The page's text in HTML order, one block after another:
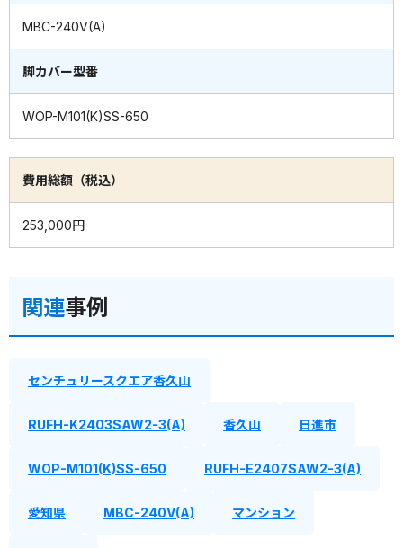
MBC-240V(A)
脚カバー型番
WOP-M101(K)SS-650
費用総額（税込）
253,000円
関連事例
センチュリースクエア香久山
RUFH-K2403SAW2-3(A) 香久山 日進市
WOP-M101(K)SS-650 RUFH-E2407SAW2-3(A)
愛知県 MBC-240V(A) マンション